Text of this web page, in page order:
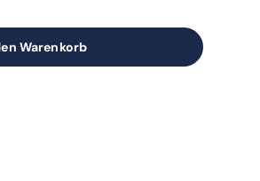
Warenkorb